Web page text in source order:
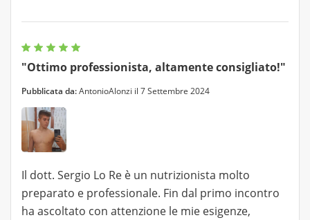
"Ottimo professionista, altamente consigliato!"
Pubblicata da:AntonioAlonzi il 7 Settembre 2024
Il dott. Sergio Lo Re è un nutrizionista molto
preparato e professionale. Fin dal primo incontro
ha ascoltato con attenzione le mie esigenze,